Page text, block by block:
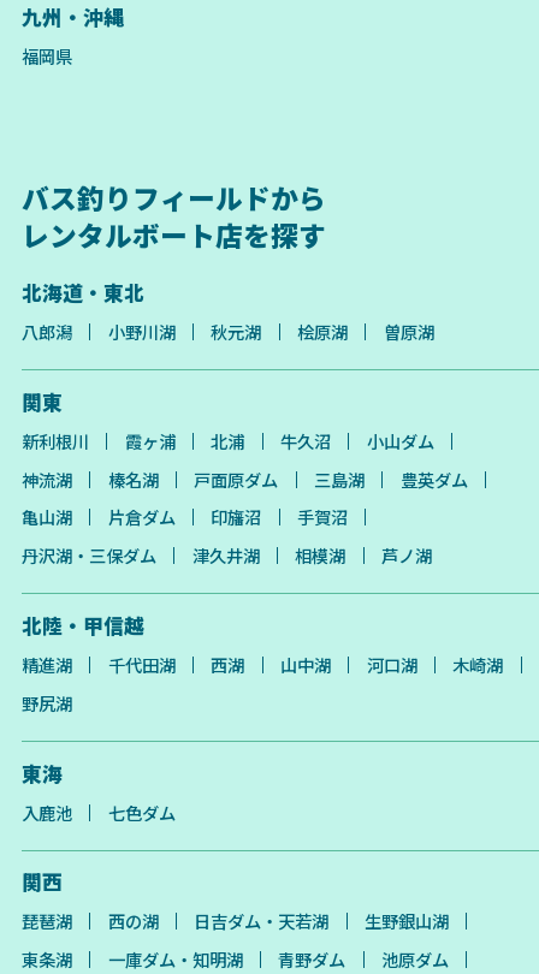
九州・沖縄
福岡県
バス釣りフィールドから
レンタルボート店を探す
北海道・東北
八郎潟 小野川湖 秋元湖 桧原湖 曽原湖
関東
新利根川 霞ヶ浦 北浦 牛久沼
小山ダム
神流湖
榛名湖 戸面原ダム 三島湖
豊英ダム
亀山湖
片倉ダム 印旛沼
手賀沼
丹沢湖・三保ダム
津久井湖 相模湖 芦ノ湖
北陸・甲信越
精進湖 千代田湖 西湖 山中湖 河口湖
木崎湖
野尻湖
東海
入鹿池 七色ダム
関西
琵琶湖 西の湖 日吉ダム・天若湖
生野銀山湖
東条湖
一庫ダム・知明湖 青野ダム
池原ダム